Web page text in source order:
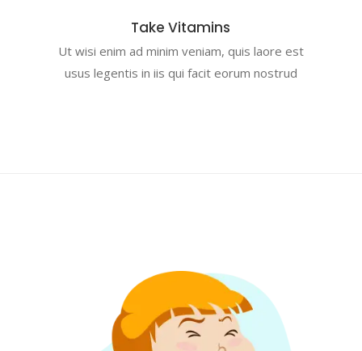
Take Vitamins
Ut wisi enim ad minim veniam, quis laore est
usus legentis in iis qui facit eorum nostrud